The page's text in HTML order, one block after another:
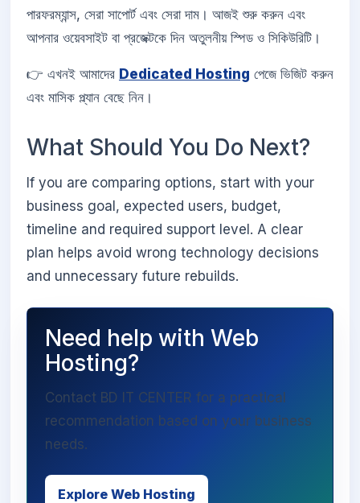
পারফরম্যান্স, সেরা সাপোর্ট এবং সেরা দাম। আজই শুরু করুন এবং
আপনার ওয়েবসাইট বা প্রজেক্টকে দিন অতুলনীয় স্পিড ও সিকিউরিটি।
👉 এখনই আমাদের Dedicated Hosting পেজে ভিজিট করুন
এবং মাসিক প্ল্যান বেছে নিন।
What Should You Do Next?
If you are comparing options, start with your
business goal, expected users, budget,
timeline and required support level. A clear
plan helps avoid wrong technology decisions
and unnecessary future rebuilds.
Need help with Web
Hosting?
Contact BD IT CENTER for a practical
recommendation based on your business
needs.
Explore Web Hosting